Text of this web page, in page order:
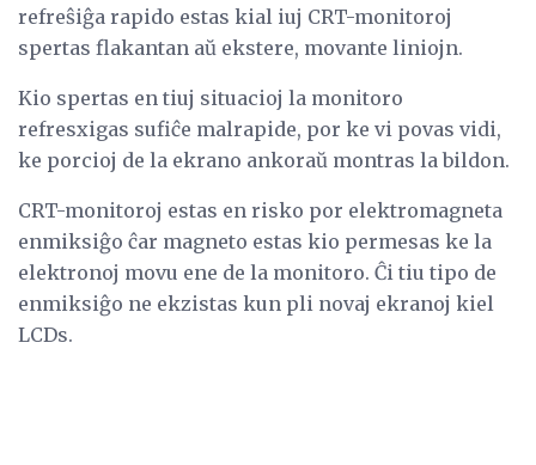
refreŝiĝa rapido estas kial iuj CRT-monitoroj
spertas flakantan aŭ ekstere, movante liniojn.
Kio spertas en tiuj situacioj la monitoro
refresxigas sufiĉe malrapide, por ke vi povas vidi,
ke porcioj de la ekrano ankoraŭ montras la bildon.
CRT-monitoroj estas en risko por elektromagneta
enmiksiĝo ĉar magneto estas kio permesas ke la
elektronoj movu ene de la monitoro. Ĉi tiu tipo de
enmiksiĝo ne ekzistas kun pli novaj ekranoj kiel
LCDs.